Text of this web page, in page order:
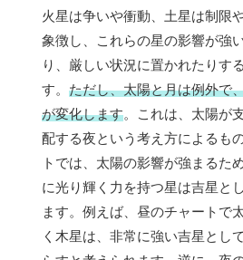
火星は争いや衝動、土星は制限
象徴し、これらの星の影響が強
り、厳しい状況に置かれたりす
す。 ただし、太陽と月は例外で
が変化します。これは、太陽が
配する夜という考え方によるも
トでは、太陽の影響が強まるた
に光り輝く力を持つ星は吉星と
ます。例えば、昼のチャートで
く木星は、非常に強い吉星とし